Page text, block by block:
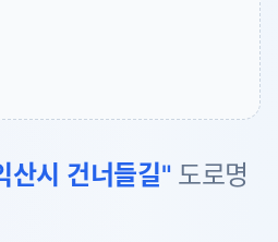
산시 건너들길" 도로명